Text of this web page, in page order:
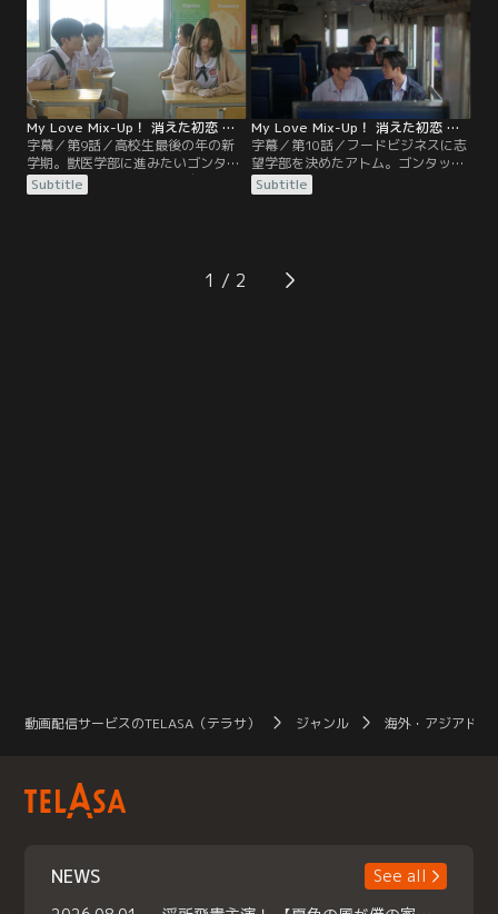
ゴンタップはバスケ部の仲間にバレ
ンタインデーは用事があると宣言す
るが、アトムは関係がばれるのを恐
れたため、二人の間はギクシャクす
る。
フルなスパイクをハーフに褒められ
たマッミーだが、男子はかわいくて
守ってあげたい女子が好きなのだと
友達に言われ、しおらしくしようと
努力する。
My Love Mix-Up！ 消えた初恋 第09話／字幕
字幕／第9話／高校生最後の年の新
学期。獣医学部に進みたいゴンタッ
プに対して、アトムはまだ自分が大
学でどの学部に進みたいかわからな
め、スイーツ店でアルバイトを始め
る。一方マッミーはなかなか進展し
Subtitle
My Love Mix-Up！ 消えた初恋 第10話／字幕
字幕／第10話／フードビジネスに志
望学部を決めたアトム。ゴンタップ
から一緒にバンコクの大学の体験入
学会に行かないかと誘われ、レベル
とハーフは地元のシーラーチャー大
学を訪ねる。そこへマッミーの強面
Subtitle
1
動画配信サービスのTELASA（テラサ） ジャンル 海外・アジアドラ
NEWS
See all